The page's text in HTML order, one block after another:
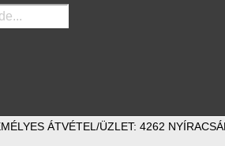
ÁTVÉTEL/ÜZLET: 4262